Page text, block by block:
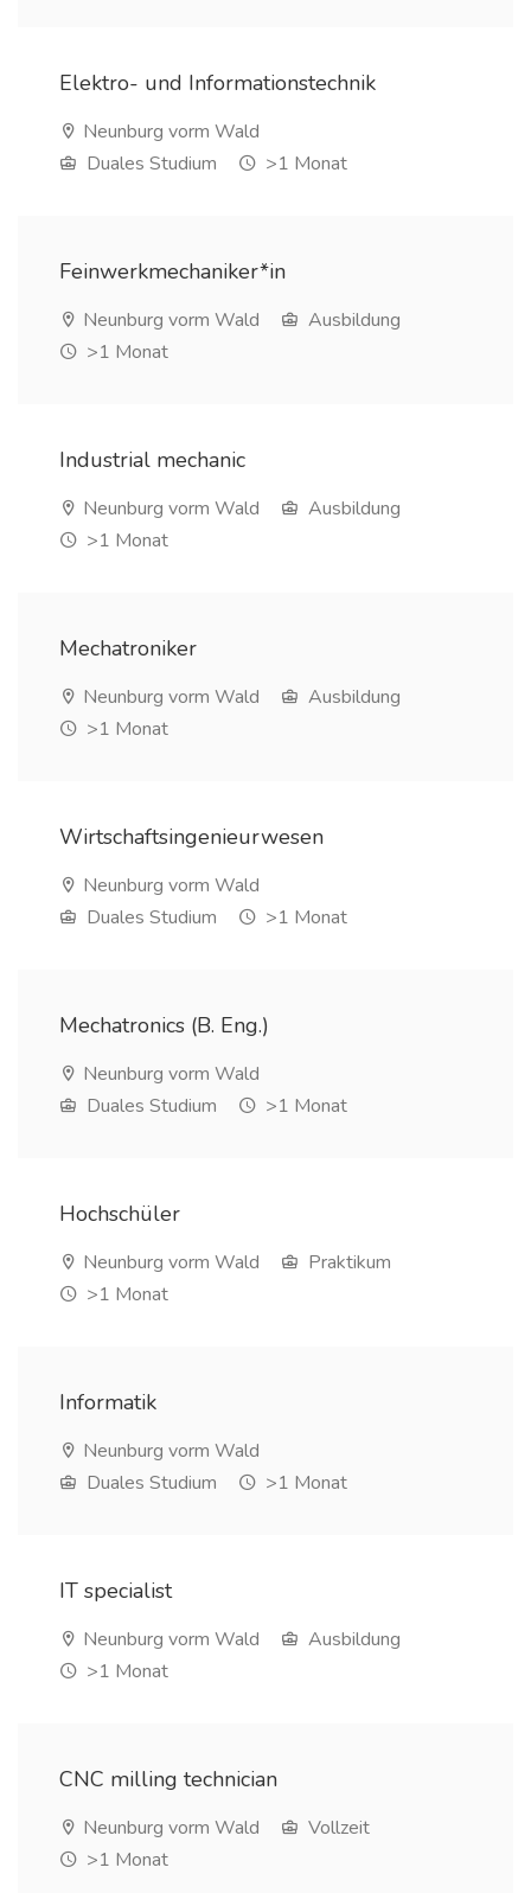
Elektro- und Informationstechnik
Neunburg vorm Wald
Duales Studium
>1 Monat
Feinwerkmechaniker*in
Neunburg vorm Wald
Ausbildung
>1 Monat
Industrial mechanic
Neunburg vorm Wald
Ausbildung
>1 Monat
Mechatroniker
Neunburg vorm Wald
Ausbildung
>1 Monat
Wirtschaftsingenieurwesen
Neunburg vorm Wald
Duales Studium
>1 Monat
Mechatronics (B. Eng.)
Neunburg vorm Wald
Duales Studium
>1 Monat
Hochschüler
Neunburg vorm Wald
Praktikum
>1 Monat
Informatik
Neunburg vorm Wald
Duales Studium
>1 Monat
IT specialist
Neunburg vorm Wald
Ausbildung
>1 Monat
CNC milling technician
Neunburg vorm Wald
Vollzeit
>1 Monat